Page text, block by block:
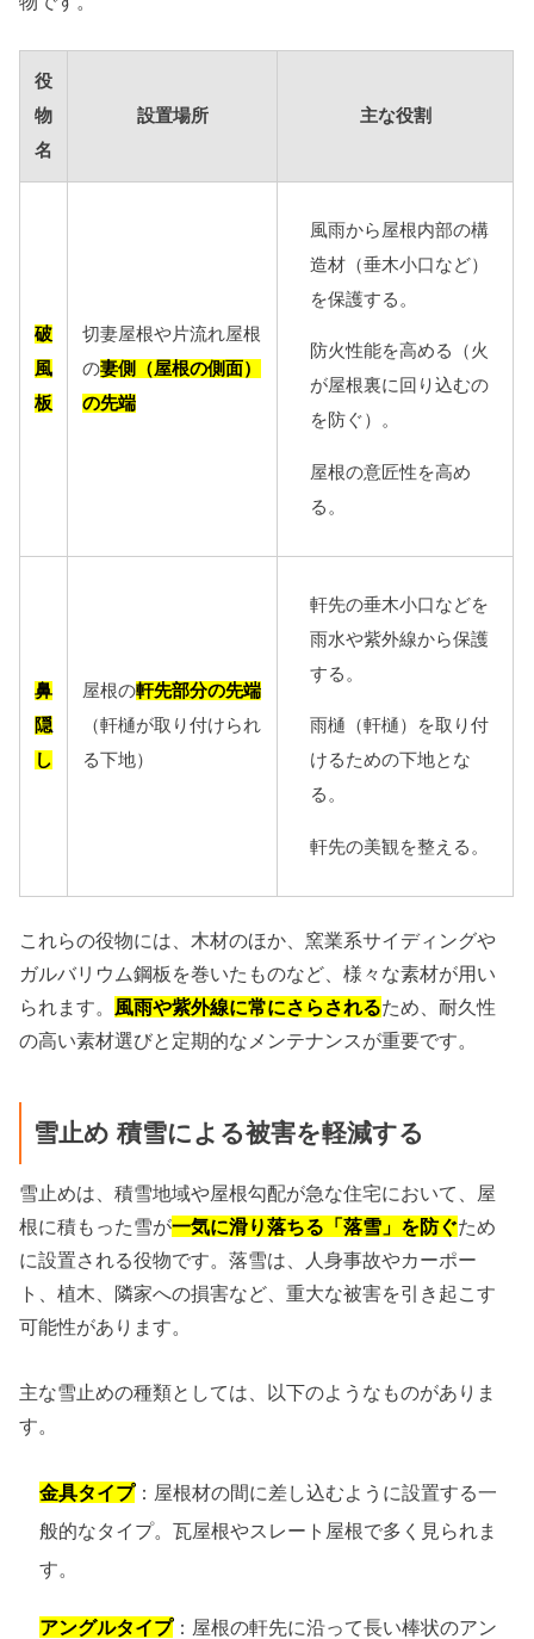
役
物
名
設置場所 主な役割
破
風
板
切妻屋根や片流れ屋根
の妻側（屋根の側面）
の先端
風雨から屋根内部の構
造材（垂木小口など）
を保護する。
防火性能を高める（火
が屋根裏に回り込むの
を防ぐ）。
屋根の意匠性を高め
る。
鼻
隠
し
屋根の軒先部分の先端
（軒樋が取り付けられ
る下地）
軒先の垂木小口などを
雨水や紫外線から保護
する。
雨樋（軒樋）を取り付
けるための下地とな
る。
軒先の美観を整える。
これらの役物には、木材のほか、窯業系サイディングや
ガルバリウム鋼板を巻いたものなど、様々な素材が用い
られます。 風雨や紫外線に常にさらされるため、耐久性
の高い素材選びと定期的なメンテナンスが重要です。
雪止め 積雪による被害を軽減する
雪止めは、積雪地域や屋根勾配が急な住宅において、屋
根に積もった雪が一気に滑り落ちる「落雪」を防ぐため
に設置される役物です。落雪は、人身事故やカーポー
ト、植木、隣家への損害など、重大な被害を引き起こす
可能性があります。
主な雪止めの種類としては、以下のようなものがありま
す。
金具タイプ：屋根材の間に差し込むように設置する一
般的なタイプ。瓦屋根やスレート屋根で多く見られま
す。
アングルタイプ：屋根の軒先に沿って長い棒状のアン